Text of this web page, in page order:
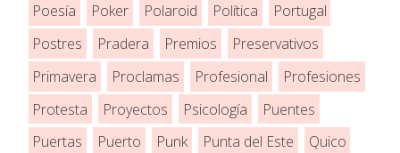
Poesía
Poker Polaroid Política
Portugal
Postres
Pradera Premios
Preservativos
Primavera
Proclamas Profesional
Profesiones
Protesta
Proyectos Psicología
Puentes
Puertas
Puerto Punk Punta del Este
Quico